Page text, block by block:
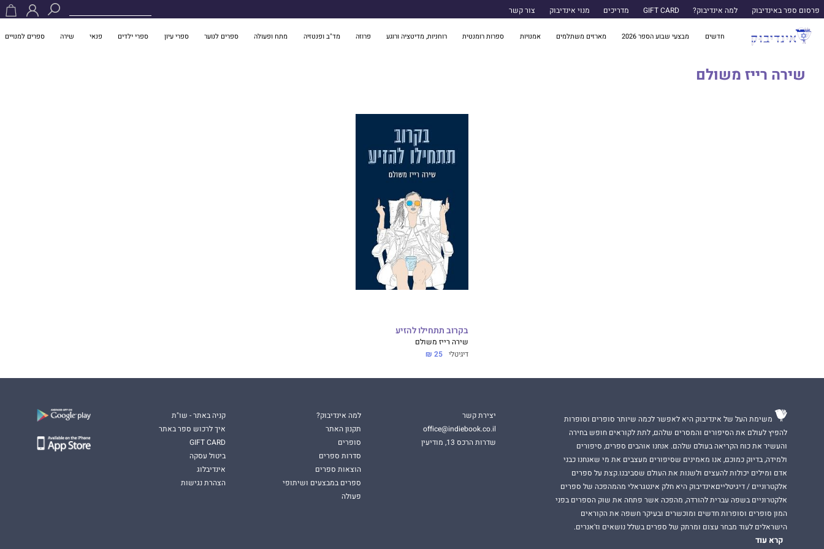
פרסום ספר באינדיבוק למה אינדיבוק? GIFT CARD מדריכים מנוי אינדיבוק צור קשר
חדשים מבצעי שבוע הספר 2026 מארזים משתלמים אמנויות ספרות רומנטית רוחניות, מדיטציה ורוגע פרוזה מד"ב ופנטזיה מתח ופעולה ספרים לנוער ספרי עיון ספרי ילדים פנאי שירה ספרים למנויים
שירה רייז משולם
בקרוב תתחילו להזיע
שירה רייז משולם
דיגיטלי 25 ₪
משימת העל של אינדיבוק היא לאפשר לכמה שיותר סופרים וסופרות
להפיץ לעולם את הסיפורים והמסרים שלהם, לתת לקוראים חופש בחירה
והעשיר את כוח הקריאה בעולם שלהם. אנחנו אוהבים ספרים, סיפורים
ולמידה, בדיוק כמוכם, אנו מאמינים שסיפורים מעצבים את מי שאנחנו כבני
אדם ומילים יכולות להעצים ולשנות את העולם שסביבנו.קצת על ספרים
אלקטרוניים / דיגיטלייםאינדיבוק היא חלק אינטגראלי מהמהפכה של ספרים
אלקטרוניים בשפה עברית להורדה, מהפכה אשר פתחה את שוק הספרים בפני
המון סופרים וסופרות חדשים ומוכשרים ובעיקר חשפה את הקוראים
הישראלים לעוד מבחר עצום ומרתק של ספרים בשלל נושאים וז'אנרים.
קרא עוד
יצירת קשר
office@indiebook.co.il
שדרות הרכס 13, מודיעין
למה אינדיבוק?
תקנון האתר
סופרים
סדרות ספרים
הוצאות ספרים
ספרים במבצעים ושיתופי
פעולה
קניה באתר - שו"ת
איך לרכוש ספר באתר
GIFT CARD
ביטול עסקה
אינדיבלוג
הצהרת נגישות